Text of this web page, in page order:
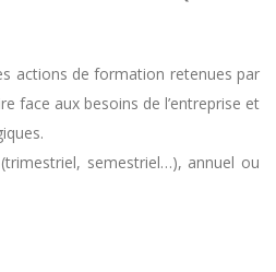
actions de formation retenues par
face aux besoins de l’entreprise et
semestriel…), annuel ou